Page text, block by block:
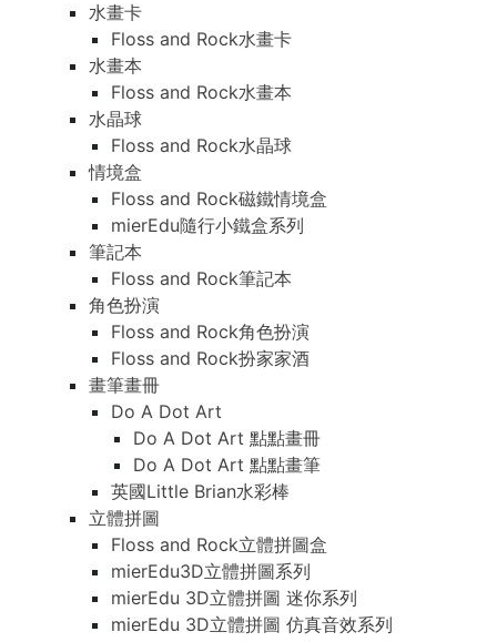
水畫卡
Floss and Rock水畫卡
水畫本
Floss and Rock水畫本
水晶球
Floss and Rock水晶球
情境盒
Floss and Rock磁鐵情境盒
mierEdu隨行小鐵盒系列
筆記本
Floss and Rock筆記本
角色扮演
Floss and Rock角色扮演
Floss and Rock扮家家酒
畫筆畫冊
Do A Dot Art
Do A Dot Art 點點畫冊
Do A Dot Art 點點畫筆
英國Little Brian水彩棒
立體拼圖
Floss and Rock立體拼圖盒
mierEdu3D立體拼圖系列
mierEdu 3D立體拼圖 迷你系列
mierEdu 3D立體拼圖 仿真音效系列